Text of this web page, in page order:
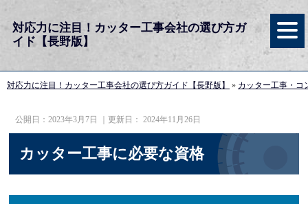
対応力に注目！カッター工事会社の選び方ガ
イド【長野版】
対応力に注目！カッター工事会社の選び方ガイド【長野版】 » カッター工事・コ
公開日： 2023年3月7日 ｜更新日： 2024年11月26日
カッター工事に必要な資格